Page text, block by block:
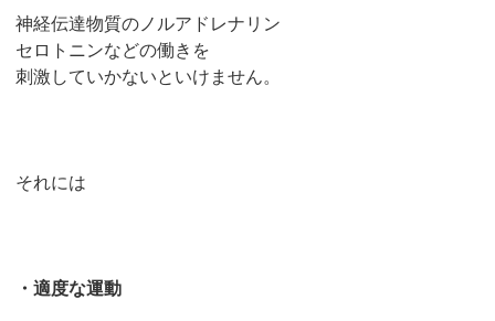
神経伝達物質のノルアドレナリン
セロトニンなどの働きを
刺激していかないといけません。
それには
・適度な運動